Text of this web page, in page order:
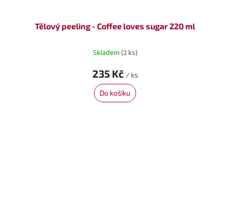
Tělový peeling - Coffee loves sugar 220 ml
Skladem (2 ks)
235 Kč / ks
Do košíku